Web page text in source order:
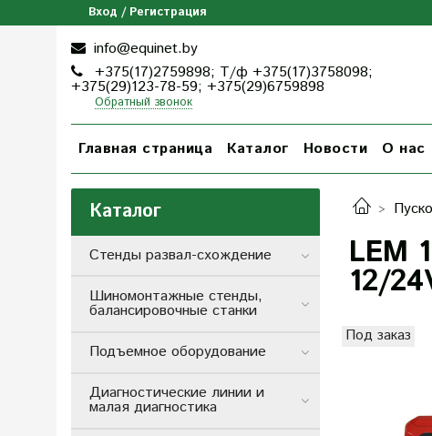
Вход / Регистрация
info@equinet.by
+375(17)2759898; Т/ф +375(17)3758098;
+375(29)123-78-59; +375(29)6759898
Обратный звонок
Главная страница Каталог Новости О нас
LEM
12/
Под заказ
Каталог
Стенды развал-схождение
Шиномонтажные стенды,
балансировочные станки
Подъемное оборудование
Диагностические линии и
малая диагностика